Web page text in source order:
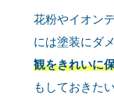
花粉やイオン
には塗装にダ
観をきれいに
もしておきた